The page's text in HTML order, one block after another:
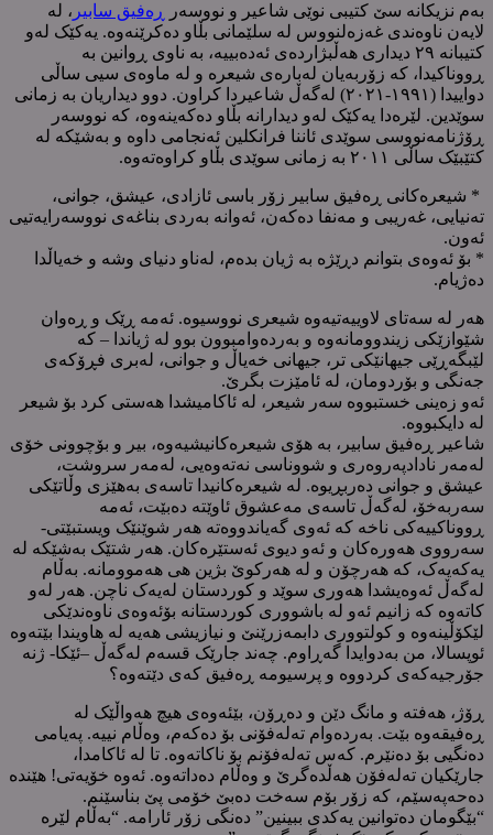
بەم نزیکانە سێ کتیبی نوێی شاعیر و نووسەر ڕەفیق سابیر ، لە
لایەن ناوەندی غەزەلنووس لە سلێمانی بڵاو دەکرێنەوە. یەکێک لەو
کتیبانە ٢٩ دیداری هەڵبژاردەی ئەدەبییە، بە ناوی ڕوانین بە
ڕووناکیدا، کە زۆربەیان لەبارەی شیعرە و لە ماوەی سیی ساڵی
دواییدا (١٩٩١-٢٠٢١) لەگەڵ شاعیردا کراون. دوو دیداریان بە زمانی
سوێدین. لێرەدا یەکێک لەو دیدارانە بڵاو دەکەینەوە، کە نووسەر
ڕۆژنامەنووسی سوێدی ئاننا فرانکلین ئەنجامی داوە و بەشێکە لە
کتێبێک ساڵی ٢٠١١ بە زمانی سوێدی بڵاو کراوەتەوە.
* شیعرەکانی ڕەفیق سابیر زۆر باسی ئازادی، عیشق، جوانی،
تەنیایی، غەریبی و مەنفا دەکەن، ئەوانە بەردی بناغەی نووسەرایەتیی
ئەون.
* بۆ ئەوەی بتوانم دڕێژە بە ژیان بدەم، لەناو دنیای وشە و خەیاڵدا
دەژیام.
هەر لە سەتای لاوییەتیەوە شیعری نووسیوە. ئەمە ڕێک و ڕەوان
شێوازێکی زیندوومانەوە و بەردەوامبوون بوو لە ژیاندا – کە
لێبگەڕێی جیهانێکی تر، جیهانی خەیاڵ و جوانی، لەبری فڕۆکەی
جەنگی و بۆردومان، لە ئامێزت بگرێ.
ئەو زەینی خستبووە سەر شیعر، لە ئاکامیشدا هەستی کرد بۆ شیعر
لە دایکبووە.
شاعیر ڕەفیق سابیر، بە هۆی شیعرەکانیشیەوە، بیر و بۆچوونی خۆی
لەمەر نادادپەروەری و شووناسی نەتەوەیی، لەمەر سروشت،
عیشق و جوانی دەربڕیوە. لە شیعرەکانیدا تاسەی بەهێزی وڵاتێکی
سەربەخۆ، لەگەڵ تاسەی مەعشوق ئاوێتە دەبێت، ئەمە
ڕووناکییەکی ناخە کە ئەوی گەیاندووەتە هەر شوێنێک ویستبێتی-
سەرووی هەورەکان و ئەو دیوی ئەستێرەکان. هەر شتێک بەشێکە لە
یەکەیەک، کە هەرچۆن و لە هەرکوێ بژین هی هەموومانە. بەڵام
لەگەڵ ئەوەیشدا هەوری سوێد و کوردستان لەیەک ناچن. هەر لەو
کاتەوە کە زانیم ئەو لە باشووری کوردستانە بۆئەوەی ناوەندێکی
لێکۆڵینەوە و کولتووری دابمەزرێنێ و نیازیشی هەیە لە هاویندا بێتەوە
ئوپسالا، من بەدوایدا گەڕاوم. چەند جارێک قسەم لەگەڵ –ئێکا- ژنە
جۆرجیەکەی کردووە و پرسیومە ڕەفیق کەی دێتەوە؟
ڕۆژ، هەفتە و مانگ دێن و دەڕۆن، بێئەوەی هیچ هەواڵێک لە
ڕەفیقەوە بێت. بەردەوام تەلەفۆنی بۆ دەکەم، وەڵام نییە. پەیامی
دەنگیی بۆ دەنێرم. کەس تەلەفۆنم بۆ ناکاتەوە. تا لە ئاکامدا،
جارێکیان تەلەفۆن هەڵدەگرێ و وەڵام دەداتەوە. ئەوە خۆیەتی! هێندە
دەحەپەسێم، کە زۆر بۆم سەخت دەبێ خۆمی پێ بناسێنم.
“بێگومان دەتوانین یەکدی ببینین” دەنگی زۆر ئارامە. “بەڵام لێرە